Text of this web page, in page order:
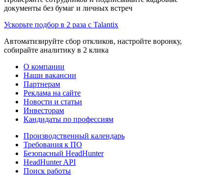
документы без бумаг и личных встреч
Ускорьте подбор в 2 раза с Talantix
Автоматизируйте сбор откликов, настройте воронку,
собирайте аналитику в 2 клика
О компании
Наши вакансии
Партнерам
Реклама на сайте
Новости и статьи
Инвесторам
Кандидаты по профессиям
Производственный календарь
Требования к ПО
Безопасный HeadHunter
HeadHunter API
Поиск работы